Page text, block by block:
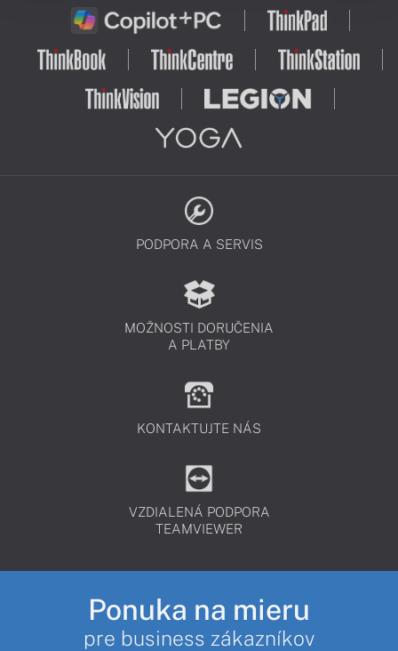
PODPORA A SERVIS
MOŽNOSTI DORUČENIA
A PLATBY
KONTAKTUJTE NÁS
VZDIALENÁ PODPORA
TEAMVIEWER
Ponuka na mieru
pre business zákazníkov